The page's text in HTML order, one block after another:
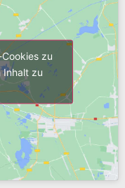
zu
Inhalt zu